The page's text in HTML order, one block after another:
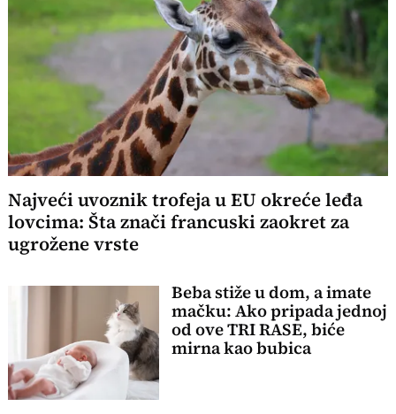
Najveći uvoznik trofeja u EU okreće leđa
lovcima: Šta znači francuski zaokret za
ugrožene vrste
Beba stiže u dom, a imate
mačku: Ako pripada jednoj
od ove TRI RASE, biće
mirna kao bubica